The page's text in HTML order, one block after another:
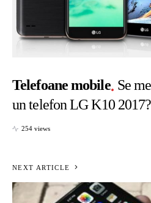
Telefoane mobile Se
un telefon LG K10 2017?
254 views
NEXT ARTICLE